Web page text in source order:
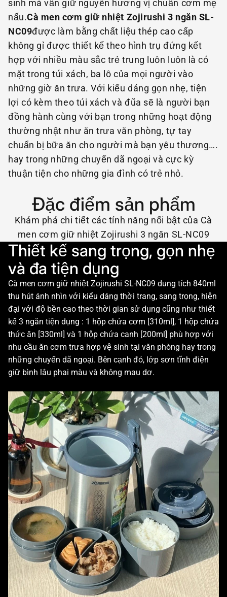
sinh mà vẫn giữ nguyên hương vị chuẩn cơm mẹ
nấu.Cà men cơm giữ nhiệt Zojirushi 3 ngăn SL-
NC09được làm bằng chất liệu thép cao cấp
không gỉ được thiết kế theo hình trụ đứng kết
hợp với nhiều màu sắc trẻ trung luôn luôn là có
mặt trong túi xách, ba lô của mọi người vào
những giờ ăn trưa. Với kiểu dáng gọn nhẹ, tiện
lợi có kèm theo túi xách và đũa sẽ là người bạn
đồng hành cùng với bạn trong những hoạt động
thường nhật như ăn trưa văn phòng, tự tay
chuẩn bị bữa ăn cho người mà bạn yêu thương….
hay trong những chuyến dã ngoại và cực kỳ
thuận tiện cho những gia đình có trẻ nhỏ.
Đặc điểm sản phẩm
Khám phá chi tiết các tính năng nổi bật của Cà
men cơm giữ nhiệt Zojirushi 3 ngăn SL-NC09
Thiết kế sang trọng, gọn nhẹ
và đa tiện dụng
Cà men cơm giữ nhiệt Zojirushi SL-NC09 dung tích 840ml
thu hút ánh nhìn với kiểu dáng thời trang, sang trọng, hiện
đại với độ bền cao theo thời gian sử dụng cũng như thiết
kế 3 ngăn tiện dụng : 1 hộp chứa cơm [310ml], 1 hộp chứa
thức ăn [330ml] và 1 hộp chứa canh [200ml] phù hợp với
nhu cầu ăn cơm trưa hợp vệ sinh tại văn phòng hay trong
những chuyến dã ngoại. Bên cạnh đó, lớp sơn tĩnh điện
giữ bình lâu phai màu và không mau dơ.